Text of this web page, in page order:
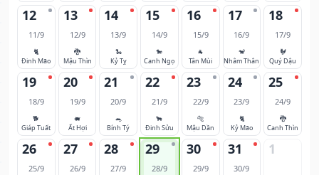
12
11/9
🐈
Đinh Mão
13
12/9
🐉
Mậu Thìn
14
13/9
🐍
Kỷ Tỵ
15
14/9
🐎
Canh Ngọ
16
15/9
🐐
Tân Mùi
17
16/9
🐒
Nhâm Thân
18
17/9
🐓
Quý Dậu
19
18/9
🐕
Giáp Tuất
20
19/9
🐖
Ất Hợi
21
20/9
🐀
Bính Tý
22
21/9
🐂
Đinh Sửu
23
22/9
🐅
Mậu Dần
24
23/9
🐈
Kỷ Mão
25
24/9
🐉
Canh Thìn
26
25/9
27
26/9
28
27/9
29
28/9
30
29/9
31
30/9
1